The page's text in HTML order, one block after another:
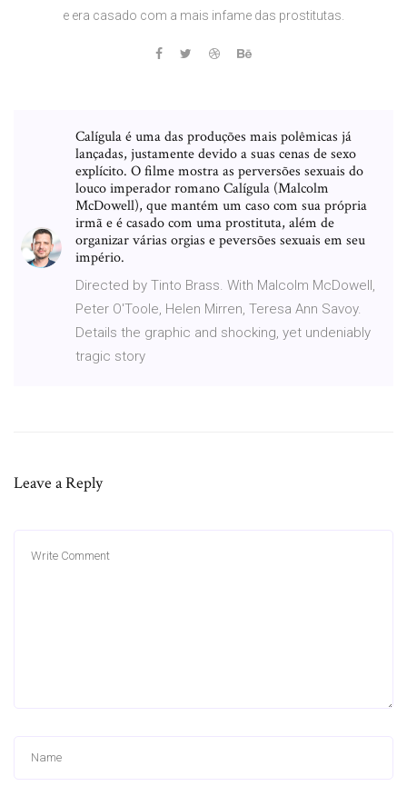
e era casado com a mais infame das prostitutas.
Calígula é uma das produções mais polêmicas já
lançadas, justamente devido a suas cenas de sexo
explícito. O filme mostra as perversões sexuais do
louco imperador romano Calígula (Malcolm
McDowell), que mantém um caso com sua própria
irmã e é casado com uma prostituta, além de
organizar várias orgias e peversões sexuais em seu
império.
Directed by Tinto Brass. With Malcolm McDowell,
Peter O'Toole, Helen Mirren, Teresa Ann Savoy.
Details the graphic and shocking, yet undeniably
tragic story
Leave a Reply